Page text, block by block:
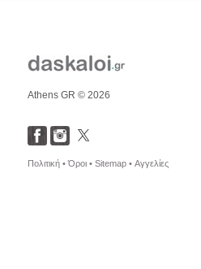
Athens GR © 2026
Πολιτική •Όροι • Sitemap • Αγγελίες